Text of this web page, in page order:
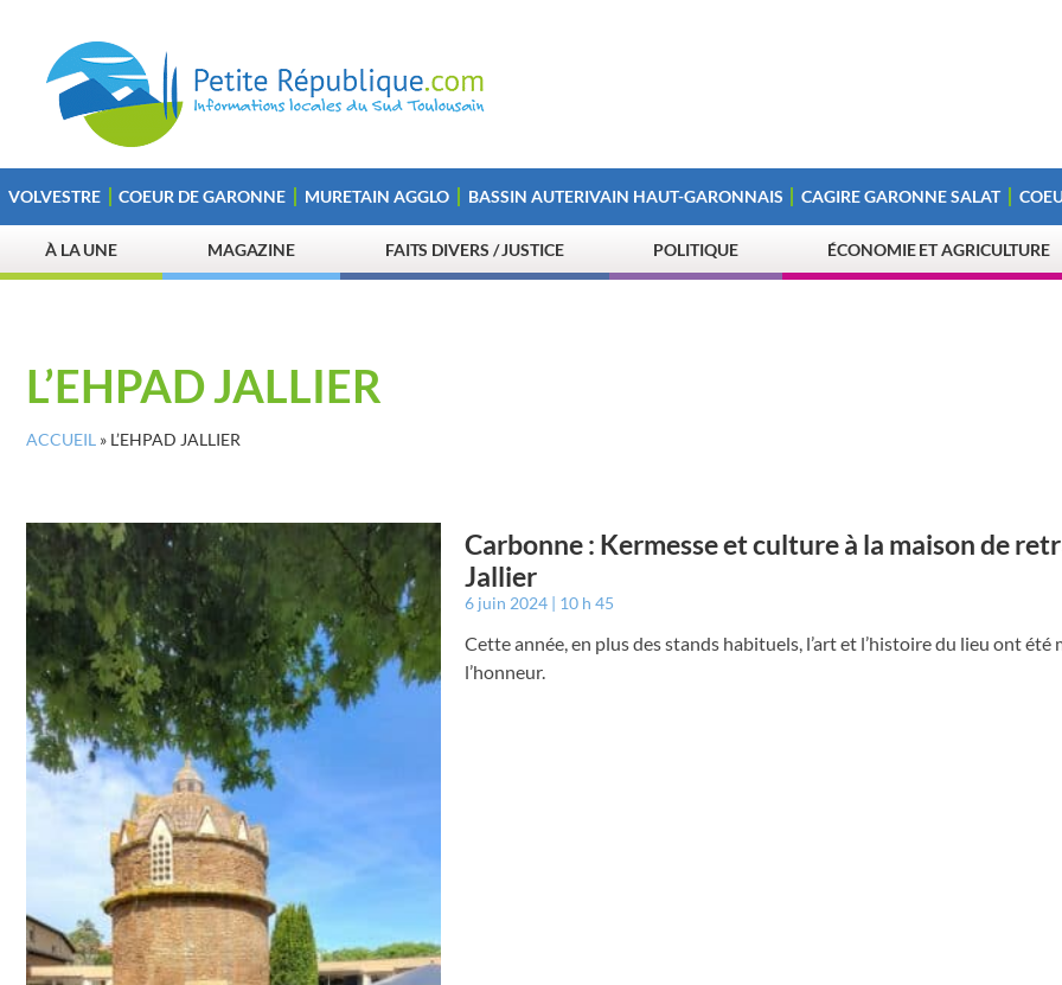
VOLVESTRE COEUR DE GARONNE MURETAIN AGGLO BASSIN AUTERIVAIN HAUT-GARONNAIS CAGIRE GARONNE SALAT
À LA UNE MAGAZINE FAITS DIVERS / JUSTICE POLITIQUE ÉCONOMIE ET AGRICULTURE
L’EHPAD JALLIER
ACCUEIL » L’EHPAD JALLIER
Carbonne : Kermesse et culture à la maison de
Jallier
6 juin 2024 10 h 45
Cette année, en plus des stands habituels, l’art et l’histoire du lieu ont été
l’honneur.